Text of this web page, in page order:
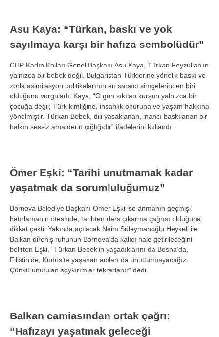
Asu Kaya: “Türkan, baskı ve yok
sayılmaya karşı bir hafıza sembolüdür”
CHP Kadın Kolları Genel Başkanı Asu Kaya, Türkan Feyzullah’ın
yalnızca bir bebek değil, Bulgaristan Türklerine yönelik baskı ve
zorla asimilasyon politikalarının en sarsıcı simgelerinden biri
olduğunu vurguladı. Kaya, “O gün sıkılan kurşun yalnızca bir
çocuğa değil; Türk kimliğine, insanlık onuruna ve yaşam hakkına
yönelmiştir. Türkan Bebek, dili yasaklanan, inancı baskılanan bir
halkın sessiz ama derin çığlığıdır” ifadelerini kullandı.
Ömer Eşki: “Tarihi unutmamak kadar
yaşatmak da sorumluluğumuz”
Bornova Belediye Başkanı Ömer Eşki ise anmanın geçmişi
hatırlamanın ötesinde, tarihten ders çıkarma çağrısı olduğuna
dikkat çekti. Yakında açılacak Naim Süleymanoğlu Heykeli ile
Balkan direniş ruhunun Bornova’da kalıcı hale getirileceğini
belirten Eşki, “Türkan Bebek’in yaşadıklarını da Bosna’da,
Filistin’de, Kudüs’te yaşanan acıları da unutturmayacağız.
Çünkü unutulan soykırımlar tekrarlanır” dedi.
Balkan camiasından ortak çağrı:
“Hafızayı yaşatmak geleceği